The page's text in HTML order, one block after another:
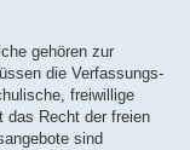
gehören zur
die Verfassungs-
freiwillige
das Recht der freien
sind